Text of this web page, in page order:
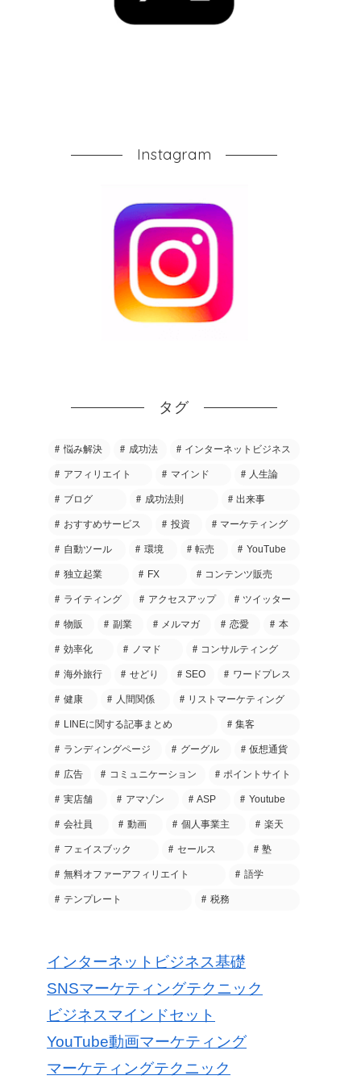
Instagram
タグ
悩み解決 成功法 インターネットビジネス
アフィリエイト マインド 人生論
ブログ 成功法則 出来事
おすすめサービス 投資 マーケティング
自動ツール 環境 転売 YouTube
独立起業 FX コンテンツ販売
ライティング アクセスアップ ツイッター
物販 副業 メルマガ 恋愛 本
効率化 ノマド コンサルティング
海外旅行 せどり SEO ワードプレス
健康 人間関係 リストマーケティング
LINEに関する記事まとめ 集客
ランディングページ グーグル 仮想通貨
広告 コミュニケーション ポイントサイト
実店舗 アマゾン ASP Youtube
会社員 動画 個人事業主 楽天
フェイスブック セールス 塾
無料オファーアフィリエイト 語学
テンプレート 税務
インターネットビジネス基礎
SNSマーケティングテクニック
ビジネスマインドセット
YouTube動画マーケティング
マーケティングテクニック